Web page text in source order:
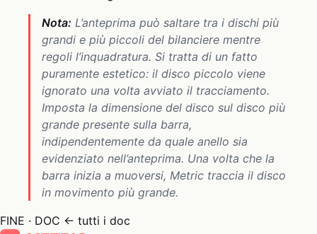
Nota: L’anteprima può saltare tra i dischi più
grandi e più piccoli del bilanciere mentre
regoli l’inquadratura. Si tratta di un fatto
puramente estetico: il disco piccolo viene
ignorato una volta avviato il tracciamento.
Imposta la dimensione del disco sul disco più
grande presente sulla barra,
indipendentemente da quale anello sia
evidenziato nell’anteprima. Una volta che la
barra inizia a muoversi, Metric traccia il disco
in movimento più grande.
FINE · DOC ← tutti i doc